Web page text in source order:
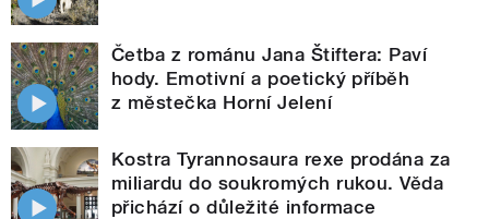
Četba z románu Jana Štiftera: Paví
hody. Emotivní a poetický příběh
z městečka Horní Jelení
Kostra Tyrannosaura rexe prodána za
miliardu do soukromých rukou. Věda
přichází o důležité informace